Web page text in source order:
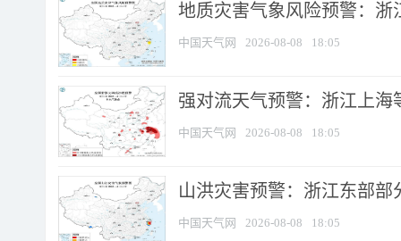
地质灾害气象风险预警：
中国天气网 2026-08-08 18:05
强对流天气预警：浙江上海
中国天气网 2026-08-08 18:05
山洪灾害预警：浙江东部
中国天气网 2026-08-08 18:05